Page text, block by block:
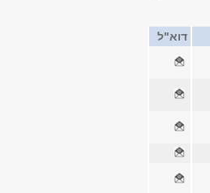
דוא"ל